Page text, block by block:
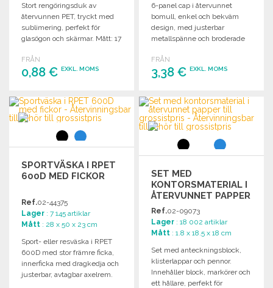
Stort rengöringsduk av
återvunnen PET, tryckt med
sublimering, perfekt för
glasögon och skärmar. Mått: 17
FRÅN
0,88 € EXKL. MOMS
BESTÄLL
Begär offert
6-panel cap i återvunnet
bomull, enkel och bekväm
design, med justerbar
metallspänne och broderade
FRÅN
3,38 €EXKL. MOMS
BESTÄLL
Begär offert
SPORTVÄSKA I RPET
600D MED FICKOR
Ref.02-44375
Lager : 7 145 artiklar
Mått : 28 x 50 x 23 cm
Sport- eller resväska i RPET
600D med stor främre ficka,
innerficka med dragkedja och
justerbar, avtagbar axelrem.
SET MED
KONTORSMATERIAL I
ÅTERVUNNET PAPPER
TILL GROSSISTPRIS
Ref.02-09073
Lager : 18 002 artiklar
Mått : 1.8 x 18.5 x 18 cm
Set med anteckningsblock,
klisterlappar och pennor.
Innehåller block, markörer och
ett hållare, perfekt för